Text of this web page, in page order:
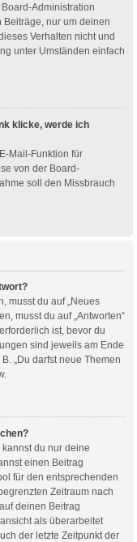
Administration
nur um deinen
Verhalten nicht und
unter Umständen einfach
klicke, werde ich
Mail-Funktion für
von der Board-
soll den Missbrauch
musst du auf „Neues
musst du auf „Antworten“
ist, bevor du
sind jeweils am Ende
„Du darfst neue Themen
du nur deine
einen Beitrag
für den entsprechenden
Zeitraum nach
deinen Beitrag
als überarbeitet
der letzte Zeitpunkt der